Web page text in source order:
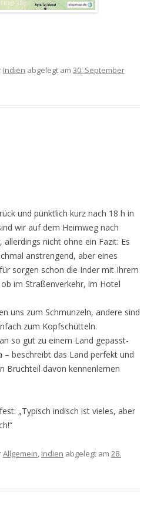
Indien abgelegt am 30. September
und pünktlich kurz nach 18 h in
wir auf dem Heimweg nach
nicht ohne ein Fazit: Es
anstrengend, aber eines
sorgen schon die Inder mit Ihrem
im Straßenverkehr, im Hotel
uns zum Schmunzeln, andere sind
zum Kopfschütteln.
so gut zu einem Land gepasst-
– beschreibt das Land perfekt und
Bruchteil davon kennenlernen
„Typisch indisch ist vieles, aber
Allgemein, Indien abgelegt am 28.